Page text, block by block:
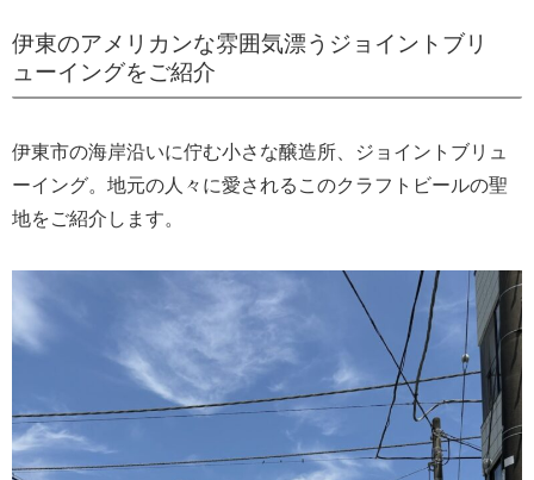
伊東のアメリカンな雰囲気漂うジョイントブリ
ューイングをご紹介
伊東市の海岸沿いに佇む小さな醸造所、ジョイントブリュ
ーイング。地元の人々に愛されるこのクラフトビールの聖
地をご紹介します。